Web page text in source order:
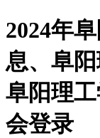
2024年
息、阜阳
阜阳理
会登录